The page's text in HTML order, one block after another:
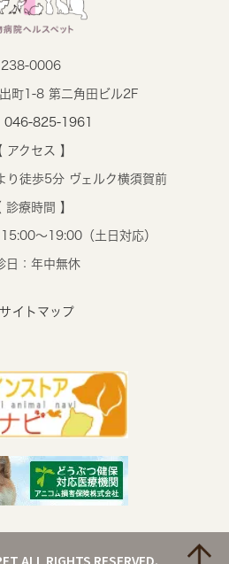
238-0006
町1-8 第二角田ビル2F
046-825-1961
アクセス 】
り徒歩5分 ヴェルク横須賀前
診療時間 】
～19:00（土日対応）
日：年中無休
イトマップ